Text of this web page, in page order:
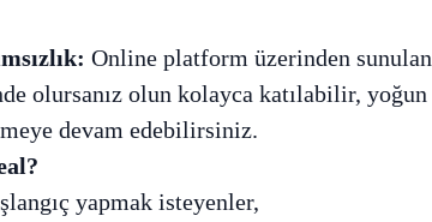
Online platform üzerinden sunulan
olursanız olun kolayca katılabilir, yoğun
devam edebilirsiniz.
yapmak isteyenler,